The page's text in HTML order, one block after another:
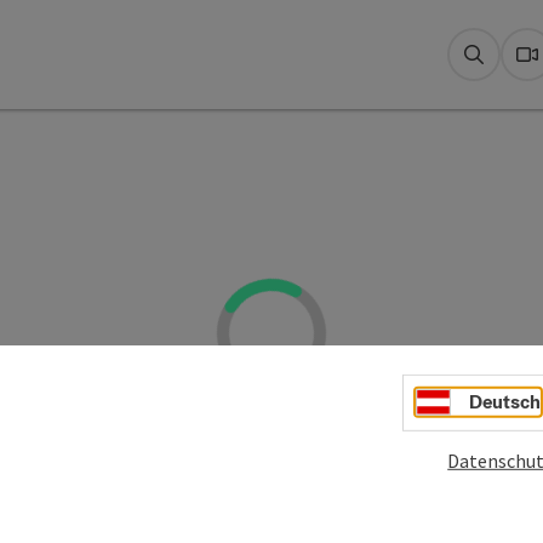
Deutsch